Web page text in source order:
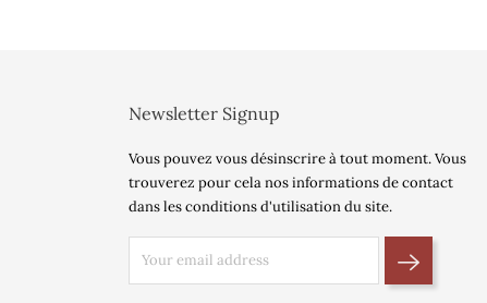
Newsletter Signup
Vous pouvez vous désinscrire à tout moment. Vous
trouverez pour cela nos informations de contact
dans les conditions d'utilisation du site.